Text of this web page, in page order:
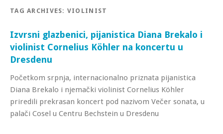
TAG ARCHIVES: VIOLINIST
Izvrsni glazbenici, pijanistica Diana Brekalo i
violinist Cornelius Köhler na koncertu u
Dresdenu
Početkom srpnja, internacionalno priznata pijanistica
Diana Brekalo i njemački violinist Cornelius Köhler
priredili prekrasan koncert pod nazivom Večer sonata, u
palači Cosel u Centru Bechstein u Dresdenu